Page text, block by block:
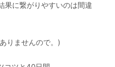
果に繋がりやすいのは間違
りませんので。)